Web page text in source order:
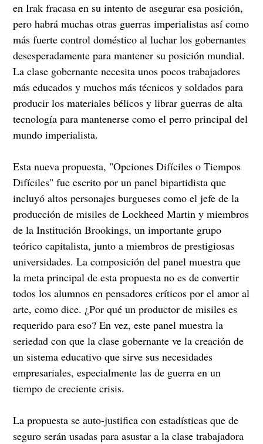
en Irak fracasa en su intento de asegurar esa posición,
pero habrá muchas otras guerras imperialistas así como
más fuerte control doméstico al luchar los gobernantes
desesperadamente para mantener su posición mundial.
La clase gobernante necesita unos pocos trabajadores
más educados y muchos más técnicos y soldados para
producir los materiales bélicos y librar guerras de alta
tecnología para mantenerse como el perro principal del
mundo imperialista.
Esta nueva propuesta, "Opciones Difíciles o Tiempos
Difíciles" fue escrito por un panel bipartidista que
incluyó altos personajes burgueses como el jefe de la
producción de misiles de Lockheed Martin y miembros
de la Institución Brookings, un importante grupo
teórico capitalista, junto a miembros de prestigiosas
universidades. La composición del panel muestra que
la meta principal de esta propuesta no es de convertir
todos los alumnos en pensadores críticos por el amor al
arte, como dice. ¿Por qué un productor de misiles es
requerido para eso? En vez, este panel muestra la
seriedad con que la clase gobernante ve la creación de
un sistema educativo que sirve sus necesidades
empresariales, especialmente las de guerra en un
tiempo de creciente crisis.
La propuesta se auto-justifica con estadísticas que de
seguro serán usadas para asustar a la clase trabajadora